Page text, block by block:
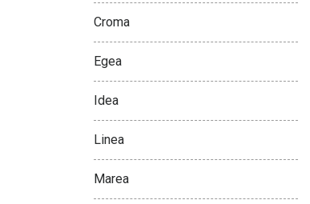
Croma
Egea
Idea
Linea
Marea